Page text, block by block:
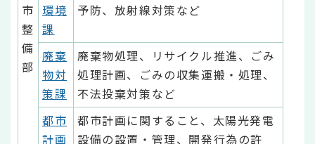
市
整
備
部
環境
課
予防、放射線対策など
廃棄
物対
策課
廃棄物処理、リサイクル推進、ごみ
処理計画、ごみの収集運搬・処理、
不法投棄対策など
都市
計画
都市計画に関すること、太陽光発電
設備の設置・管理、開発行為の許